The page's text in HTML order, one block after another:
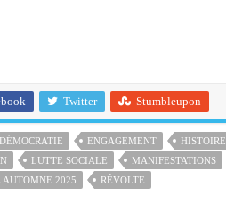
Twitter Stumbleupon
DÉMOCRATIE ENGAGEMENT HISTOIRE
LUTTE SOCIALE MANIFESTATIONS
AUTOMNE 2025
RÉVOLTE